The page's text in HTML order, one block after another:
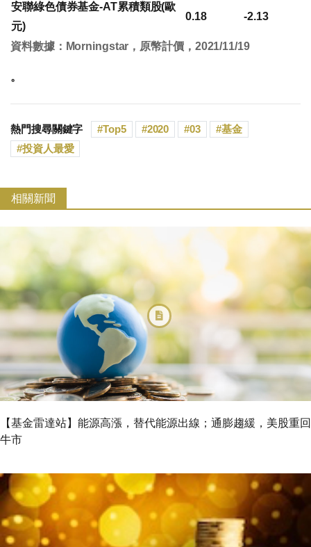
安聯綠色債券基金-AT累積類股(歐
元)
0.18 -2.13
資料數據：Morningstar，原幣計價，2021/11/19
。
熱門搜尋關鍵字 Top5 2020 03
基金
投資人最愛
相關新聞
【基金雷達站】能源高漲，替代能源出線；通膨趨緩，美股重回
牛市